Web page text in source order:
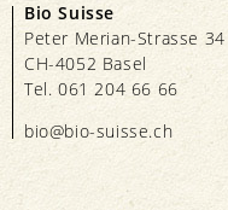
Bio Suisse
Peter Merian-Strasse 34
CH-4052 Basel
Tel. 061 204 66 66
bio@bio-suisse.ch